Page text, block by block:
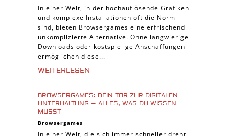
Piraten Spiele
Sport Spiele
Pferde Spiele
Simulation Spiele
Tier Spiele
Casual Spiele
Abenteuer Spiele
Online Spiele
3-Gewinnt Spiele
In einer Welt, in der hochauflösende Grafiken
und komplexe Installationen oft die Norm
sind, bieten Browsergames eine erfrischend
unkomplizierte Alternative. Ohne langwierige
Downloads oder kostspielige Anschaffungen
ermöglichen diese...
WEITERLESEN
BROWSERGAMES: DEIN TOR ZUR DIGITALEN
UNTERHALTUNG – ALLES, WAS DU WISSEN
MUSST
Browsergames
In einer Welt, die sich immer schneller dreht